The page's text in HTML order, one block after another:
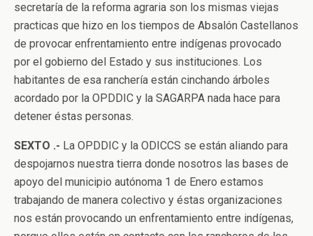
secretaría de la reforma agraria son los mismas viejas
practicas que hizo en los tiempos de Absalón Castellanos
de provocar enfrentamiento entre indígenas provocado
por el gobierno del Estado y sus instituciones. Los
habitantes de esa ranchería están cinchando árboles
acordado por la OPDDIC y la SAGARPA nada hace para
detener éstas personas.
SEXTO .- La OPDDIC y la ODICCS se están aliando para
despojarnos nuestra tierra donde nosotros las bases de
apoyo del municipio autónoma 1 de Enero estamos
trabajando de manera colectivo y éstas organizaciones
nos están provocando un enfrentamiento entre indígenas,